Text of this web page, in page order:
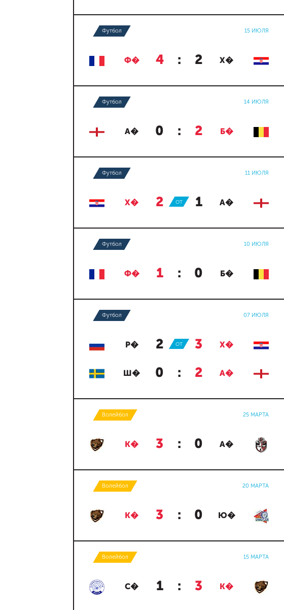
Футбол 15 ИЮЛЯ
Ф� 4 : 2 Х�
Футбол 14 ИЮЛЯ
А� 0 : 2 Б�
Футбол 11 ИЮЛЯ
Х� 2 : 1 А�
ОТ
Футбол 10 ИЮЛЯ
Ф� 1 : 0 Б�
Футбол 07 ИЮЛЯ
Р� 2 : 3 Х�
ОТ
Ш� 0 : 2 А�
Волейбол 25 МАРТА
К� 3 : 0 А�
Волейбол 20 МАРТА
К� 3 : 0 Ю�
Волейбол 15 МАРТА
С� 1 : 3 К�